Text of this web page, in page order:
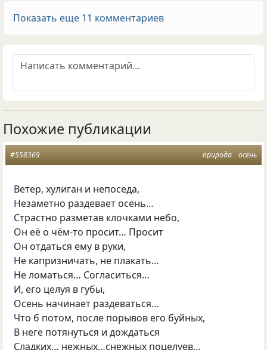
Показать еще 11 комментариев
Похожие публикации
природа осень
#558369
Ветер, хулиган и непоседа,
Незаметно раздевает осень…
Страстно разметав клочками небо,
Он её о чём-то просит… Просит
Он отдаться ему в руки,
Не капризничать, не плакать…
Не ломаться… Согласиться…
И, его целуя в губы,
Осень начинает раздеваться…
Что б потом, после порывов его буйных,
В неге потянуться и дождаться
Сладких… нежных…снежных поцелуев…